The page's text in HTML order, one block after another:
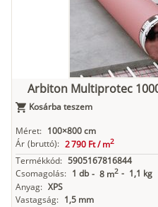
Arbiton Multiprotec
Kosárba teszem
Méret: 100×800 cm
Ár (bruttó): 2 790 Ft /m2
Termékkód: 5905167816844
Csomagolás: 1 db - 8 m2 - 1,1 kg
Anyag: XPS
Vastagság: 1,5 mm